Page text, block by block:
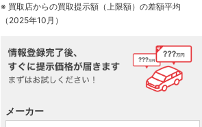
※ 買取店からの買取提示額（上限額）の差額平均
（2025年10月）
メーカー